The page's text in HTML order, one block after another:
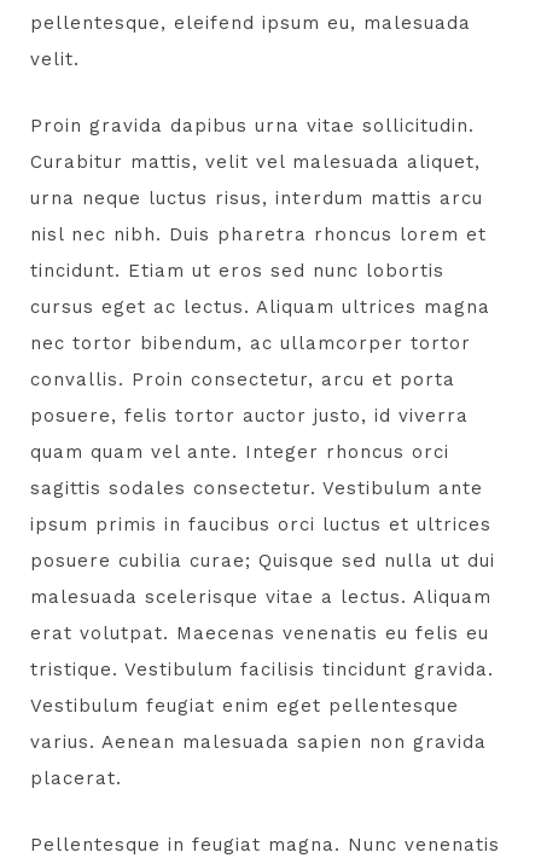
pellentesque, eleifend ipsum eu, malesuada
velit.
Proin gravida dapibus urna vitae sollicitudin.
Curabitur mattis, velit vel malesuada aliquet,
urna neque luctus risus, interdum mattis arcu
nisl nec nibh. Duis pharetra rhoncus lorem et
tincidunt. Etiam ut eros sed nunc lobortis
cursus eget ac lectus. Aliquam ultrices magna
nec tortor bibendum, ac ullamcorper tortor
convallis. Proin consectetur, arcu et porta
posuere, felis tortor auctor justo, id viverra
quam quam vel ante. Integer rhoncus orci
sagittis sodales consectetur. Vestibulum ante
ipsum primis in faucibus orci luctus et ultrices
posuere cubilia curae; Quisque sed nulla ut dui
malesuada scelerisque vitae a lectus. Aliquam
erat volutpat. Maecenas venenatis eu felis eu
tristique. Vestibulum facilisis tincidunt gravida.
Vestibulum feugiat enim eget pellentesque
varius. Aenean malesuada sapien non gravida
placerat.
Pellentesque in feugiat magna. Nunc venenatis